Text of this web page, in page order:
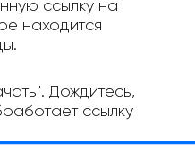
ссылку на
находится
Дождитесь,
ссылку